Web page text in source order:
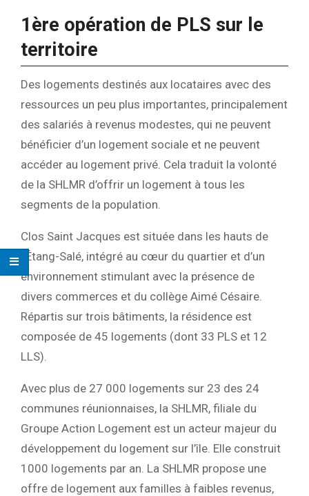
1ère opération de PLS sur le
territoire
Des logements destinés aux locataires avec des
ressources un peu plus importantes, principalement
des salariés à revenus modestes, qui ne peuvent
bénéficier d’un logement sociale et ne peuvent
accéder au logement privé. Cela traduit la volonté
de la SHLMR d’offrir un logement à tous les
segments de la population.
Clos Saint Jacques est située dans les hauts de
l’Étang-Salé, intégré au cœur du quartier et d’un
environnement stimulant avec la présence de
divers commerces et du collège Aimé Césaire.
Répartis sur trois bâtiments, la résidence est
composée de 45 logements (dont 33 PLS et 12
LLS).
Avec plus de 27 000 logements sur 23 des 24
communes réunionnaises, la SHLMR, filiale du
Groupe Action Logement est un acteur majeur du
développement du logement sur l’île. Elle construit
1000 logements par an. La SHLMR propose une
offre de logement aux familles à faibles revenus,